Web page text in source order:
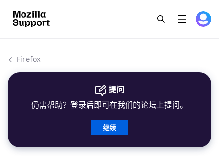
Firefox
提问
仍需帮助？登录后即可在我们的论坛上提问。
继续